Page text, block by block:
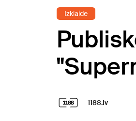
Izklaide
1188.lv